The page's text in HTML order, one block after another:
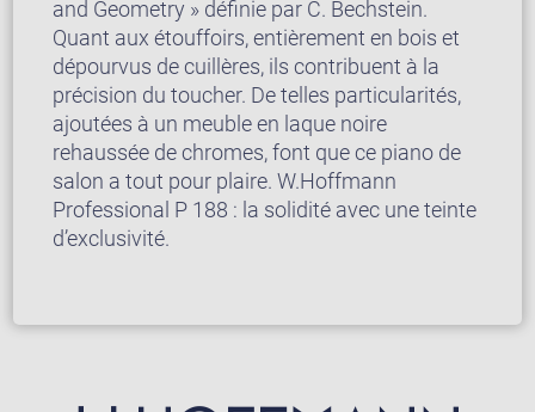
and Geometry » définie par C. Bechstein.
Quant aux étouffoirs, entièrement en bois et
dépourvus de cuillères, ils contribuent à la
précision du toucher. De telles particularités,
ajoutées à un meuble en laque noire
rehaussée de chromes, font que ce piano de
salon a tout pour plaire. W.Hoffmann
Professional P 188 : la solidité avec une teinte
d’exclusivité.